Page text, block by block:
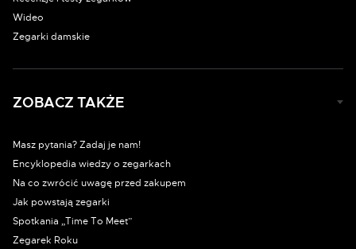
Wideo
Zegarki damskie
ZOBACZ TAKŻE
Masz pytania? Zadaj je nam!
Encyklopedia wiedzy o zegarkach
Na co zwrócić uwagę przed zakupem
Jak powstają zegarki
Spotkania „Time To Meet”
Zegarek Roku